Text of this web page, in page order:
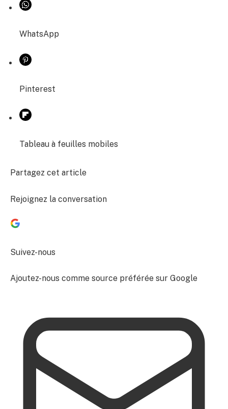
WhatsApp
Pinterest
Tableau à feuilles mobiles
Partagez cet article
Rejoignez la conversation
Suivez-nous
Ajoutez-nous comme source préférée sur Google